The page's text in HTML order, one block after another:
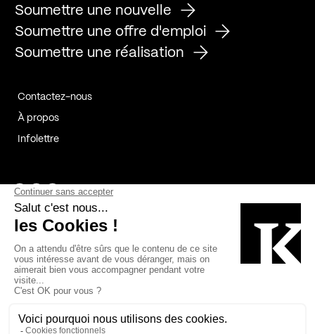
Soumettre une nouvelle
Soumettre une offre d'emploi
Soumettre une réalisation
Contactez-nous
À propos
Infolettre
Page Facebook de Kollectif
Page Instagram de Kollectif
Page Linkedin de Kollectif
Bâtiment-Durable-Québec-1
Esquisses-1
MP-1 v2com-1